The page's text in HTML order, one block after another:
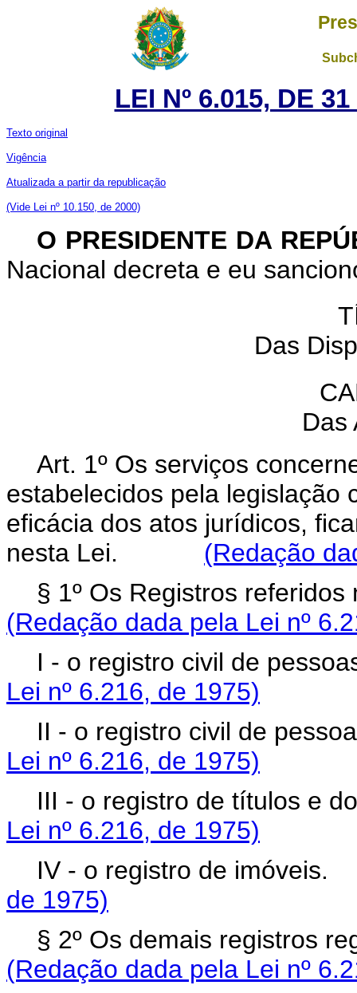
LEI Nº 6.015, DE
Texto original
Vigência
Atualizada a partir da republicação
(Vide Lei nº 10.150, de 2000)
O PRESIDENTE DA
Nacional decreta e eu
Das
Das
Art. 1º Os serviços
estabelecidos pela legislação
eficácia dos atos jurídicos,
nesta Lei. (Redação
§ 1º Os Registros
(Redação dada pela Lei nº
I - o registro civil de
Lei nº 6.216, de 1975)
II - o registro civil de
Lei nº 6.216, de 1975)
III - o registro de títulos
Lei nº 6.216, de 1975)
IV - o registro de
de 1975)
§ 2º Os demais registros
(Redação dada pela Lei nº